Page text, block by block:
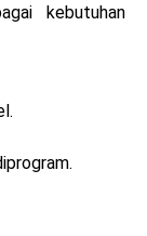
kebutuhan